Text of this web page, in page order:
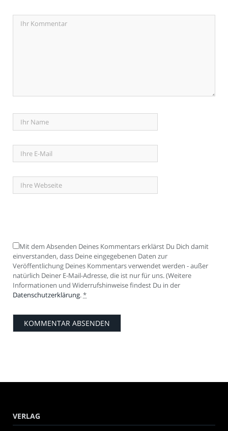
Mit dem Absenden Deines Kommentars erklärst Du Dich damit
einverstanden, dass Deine eingegebenen Daten zur
Veröffentlichung Deines Kommentars verwendet werden - außer
natürlich Deiner E-Mail-Adresse, die ist nur für uns. (Weitere
Informationen und Widerrufshinweise findest Du in der
Datenschutzerklärung.*
VERLAG